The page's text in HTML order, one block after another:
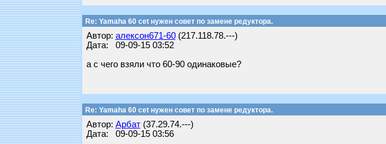
Re: Yamaha 60 cet нужен совет по замене редуктора.
Автор: алексон671-60(217.118.78.---)
Дата: 09-09-15 03:52
а с чего взяли что 60-90 одинаковые?
Re: Yamaha 60 cet нужен совет по замене редуктора.
Автор: Арбат(37.29.74.---)
Дата: 09-09-15 03:56